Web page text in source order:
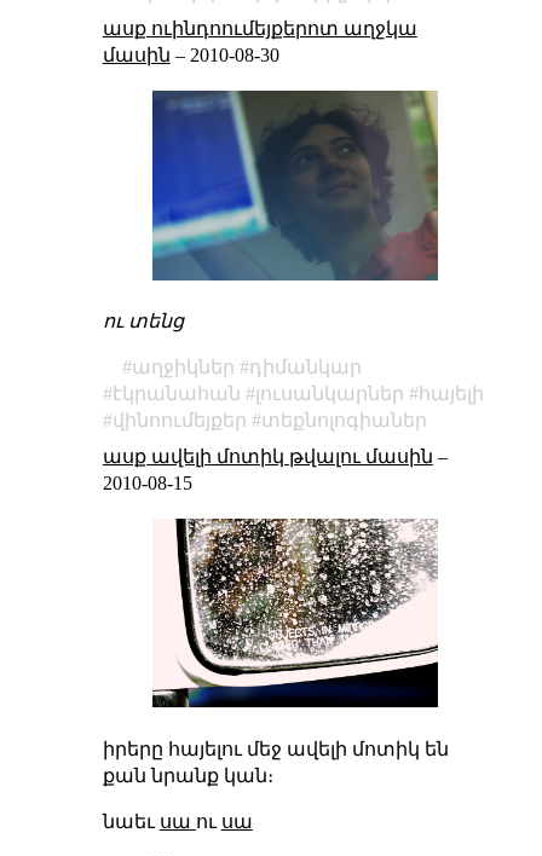
ասք ուինդոումեյքերոտ աղջկա
մասին – 2010-08-30
ու տենց
աղջիկներ
դիմանկար
էկրանահան
լուսանկարներ
հայելի
վինոումեյքեր
տեքնոլոգիաներ
ասք ավելի մոտիկ թվալու մասին –
2010-08-15
իրերը հայելու մեջ ավելի մոտիկ են
քան նրանք կան։
նաեւ սա ու սա